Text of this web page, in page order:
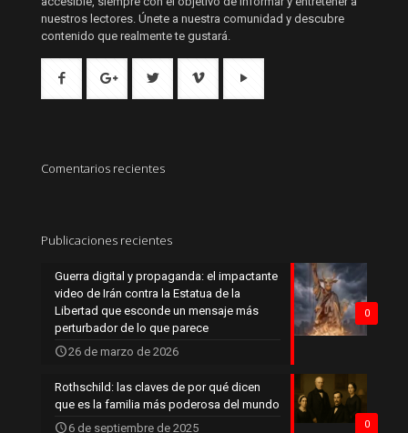
nuestros lectores. Únete a nuestra comunidad y descubre
contenido que realmente te gustará.
Comentarios recientes
Publicaciones recientes
0
Guerra digital y propaganda: el impactante
video de Irán contra la Estatua de la
Libertad que esconde un mensaje más
perturbador de lo que parece
26 de marzo de 2026
0
Rothschild: las claves de por qué dicen
que es la familia más poderosa del mundo
6 de septiembre de 2025